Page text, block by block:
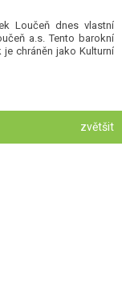
Loučeň dnes vlastní
a.s. Tento barokní
chráněn jako Kulturní
zvětšit